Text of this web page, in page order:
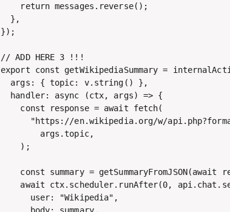
    return messages.reverse();
  },
});
// ADD HERE 3 !!!
export const getWikipediaSummary =
  args: { topic: v.string() },
  handler: async (ctx, args) => {
    const response = await fetch(
"https://en.wikipedia.org/w/
        args.topic,
    );
const summary = getSummaryFromJSON(await
await ctx.scheduler.runAfter(0,
      user: "Wikipedia",
      body: summary,